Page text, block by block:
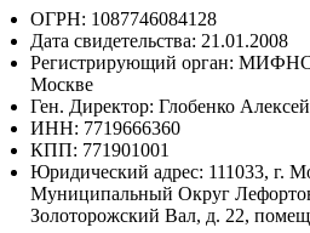
ОГРН: 1087746084128
Дата свидетельства: 21.01.2008
Регистрирующий орган:
Москве
Ген. Директор: Глобенко
ИНН: 7719666360
КПП: 771901001
Юридический адрес: 111033, г.
Муниципальный Округ
Золоторожский Вал, д. 22,